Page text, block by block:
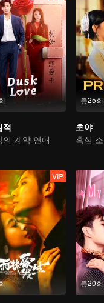
적
의 계약 연애
총25회
초야
VIP
총20회